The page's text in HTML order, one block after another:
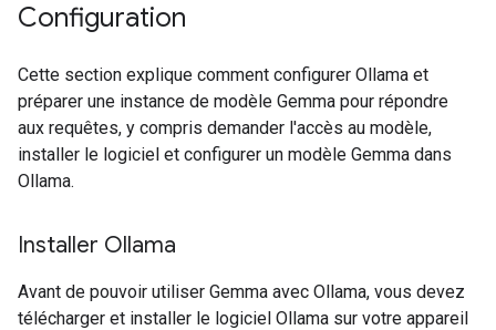
Configuration
Cette section explique comment configurer Ollama et
préparer une instance de modèle Gemma pour répondre
aux requêtes, y compris demander l'accès au modèle,
installer le logiciel et configurer un modèle Gemma dans
Ollama.
Installer Ollama
Avant de pouvoir utiliser Gemma avec Ollama, vous devez
télécharger et installer le logiciel Ollama sur votre appareil